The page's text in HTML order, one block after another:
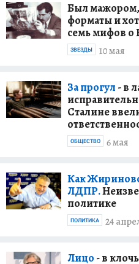
Был
форматы и
семь мифов о
10 мая
ЗВЕЗДЫ
За прогул - в
Сталине
6 мая
ОБЩЕСТВО
Как
ЛДПР.
политике
24
ПОЛИТИКА
Лицо - в